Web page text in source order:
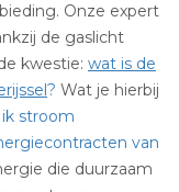
Onze expert
de gaslicht
kwestie: wat is de
? Wat je hierbij
stroom
van
die duurzaam